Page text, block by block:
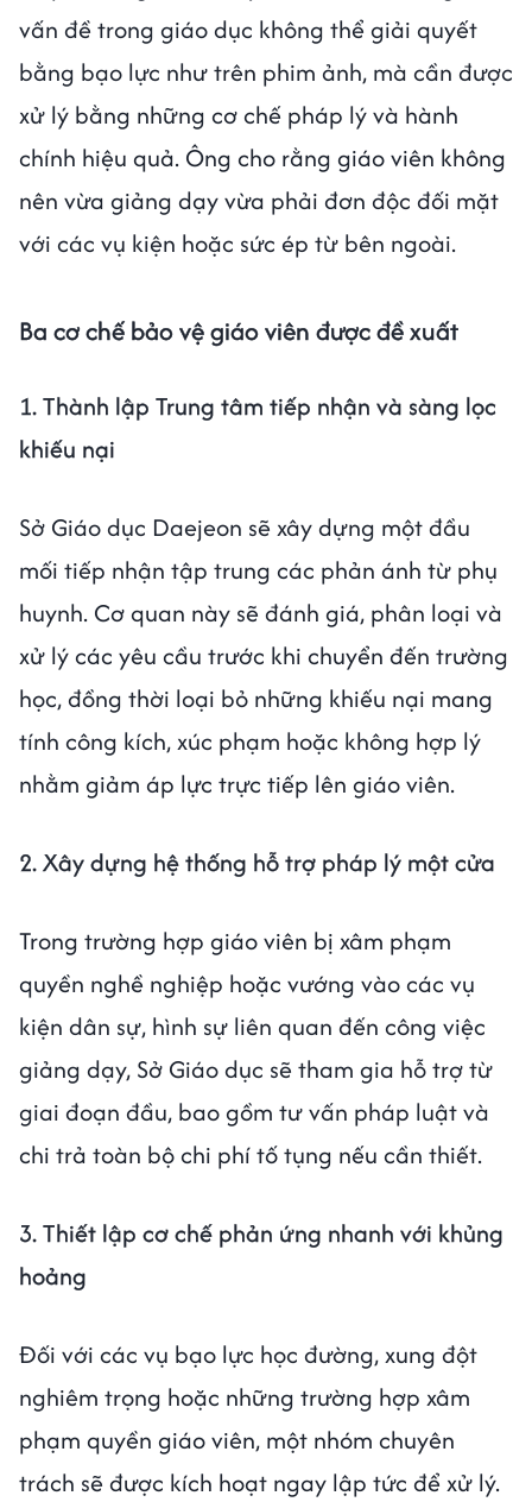
vấn đề trong giáo dục không thể giải quyết
bằng bạo lực như trên phim ảnh, mà cần được
xử lý bằng những cơ chế pháp lý và hành
chính hiệu quả. Ông cho rằng giáo viên không
nên vừa giảng dạy vừa phải đơn độc đối mặt
với các vụ kiện hoặc sức ép từ bên ngoài.
Ba cơ chế bảo vệ giáo viên được đề xuất
1. Thành lập Trung tâm tiếp nhận và sàng lọc
khiếu nại
Sở Giáo dục Daejeon sẽ xây dựng một đầu
mối tiếp nhận tập trung các phản ánh từ phụ
huynh. Cơ quan này sẽ đánh giá, phân loại và
xử lý các yêu cầu trước khi chuyển đến trường
học, đồng thời loại bỏ những khiếu nại mang
tính công kích, xúc phạm hoặc không hợp lý
nhằm giảm áp lực trực tiếp lên giáo viên.
2. Xây dựng hệ thống hỗ trợ pháp lý một cửa
Trong trường hợp giáo viên bị xâm phạm
quyền nghề nghiệp hoặc vướng vào các vụ
kiện dân sự, hình sự liên quan đến công việc
giảng dạy, Sở Giáo dục sẽ tham gia hỗ trợ từ
giai đoạn đầu, bao gồm tư vấn pháp luật và
chi trả toàn bộ chi phí tố tụng nếu cần thiết.
3. Thiết lập cơ chế phản ứng nhanh với khủng
hoảng
Đối với các vụ bạo lực học đường, xung đột
nghiêm trọng hoặc những trường hợp xâm
phạm quyền giáo viên, một nhóm chuyên
trách sẽ được kích hoạt ngay lập tức để xử lý.